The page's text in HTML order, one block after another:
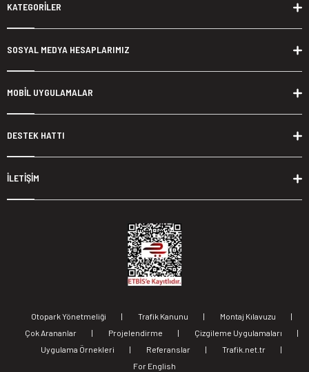
KATEGORİLER
SOSYAL MEDYA HESAPLARIMIZ
MOBİL UYGULAMALAR
DESTEK HATTI
İLETİŞİM
Otopark Yönetmeliği | Trafik Kanunu | Montaj Kılavuzu
|
Çok Arananlar
| Projelendirme | Çizgileme Uygulamaları
|
Uygulama Örnekleri
| Referanslar | Trafik.net.tr
|
For English